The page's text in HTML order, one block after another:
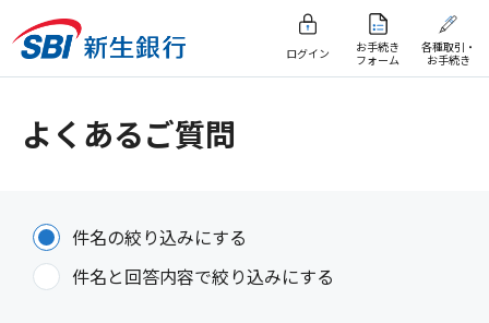
ログイン
お手続き
フォーム
各種取引・
お手続き
よくあるご質問
件名の絞り込みにする
件名と回答内容で絞り込みにする